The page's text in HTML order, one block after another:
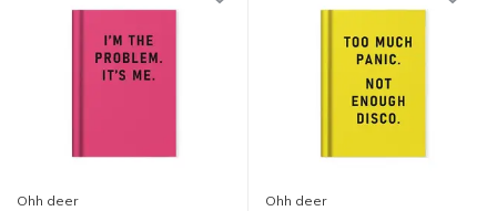
Ohh deer Ohh deer